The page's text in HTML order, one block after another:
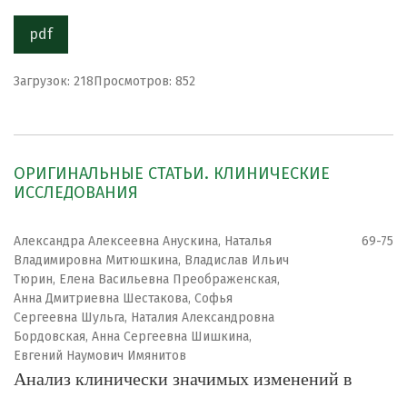
pdf
Загрузок: 218Просмотров: 852
ОРИГИНАЛЬНЫЕ СТАТЬИ. КЛИНИЧЕСКИЕ
ИССЛЕДОВАНИЯ
Александра Алексеевна Анускина, Наталья
Владимировна Митюшкина, Владислав Ильич
Тюрин, Елена Васильевна Преображенская,
Анна Дмитриевна Шестакова, Софья
Сергеевна Шульга, Наталия Александровна
Бордовская, Анна Сергеевна Шишкина,
Евгений Наумович Имянитов
69-75
Анализ клинически значимых изменений в